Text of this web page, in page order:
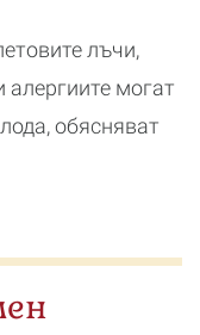
лъчи,
алергиите могат
обясняват